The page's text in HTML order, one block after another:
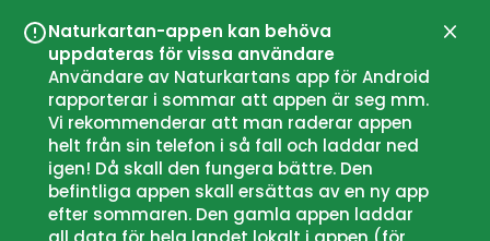
Naturkartan-appen kan behöva
uppdateras för vissa användare
Användare av Naturkartans app för Android
rapporterar i sommar att appen är seg mm.
Vi rekommenderar att man raderar appen
helt från sin telefon i så fall och laddar ned
igen! Då skall den fungera bättre. Den
befintliga appen skall ersättas av en ny app
efter sommaren. Den gamla appen laddar